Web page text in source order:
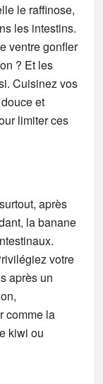
le raffinose,
les intestins.
ventre gonfler
? Et les
Cuisinez vos
et
limiter ces
après
la banane
votre
après un
comme la
kiwi ou